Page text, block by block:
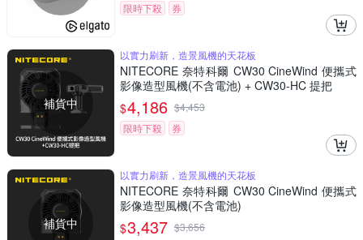
限時下殺
券
補貨中
以實力刷新，造景風機的天花板
NITECORE 奈特科爾 CW30 CineWind 便攜式
影像造型風機(不含電池) + CW30-HC 提把
$4,186 $4,453
限時下殺
券
補貨中
以實力刷新，造景風機的天花板
NITECORE 奈特科爾 CW30 CineWind 便攜式
影像造型風機(不含電池)
$3,437 $3,656